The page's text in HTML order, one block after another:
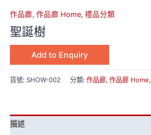
作品廊, 作品廊 Home, 禮品分類
聖誕樹
Add to Enquiry
貨號: SHOW-002 分類: 作品廊, 作品廊 Home,
描述